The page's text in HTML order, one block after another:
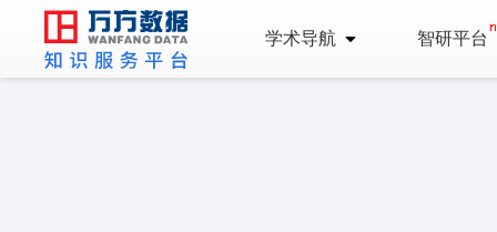
学术导航 智研平台